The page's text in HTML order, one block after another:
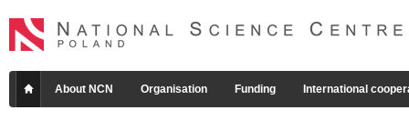
About NCN Organisation Funding International